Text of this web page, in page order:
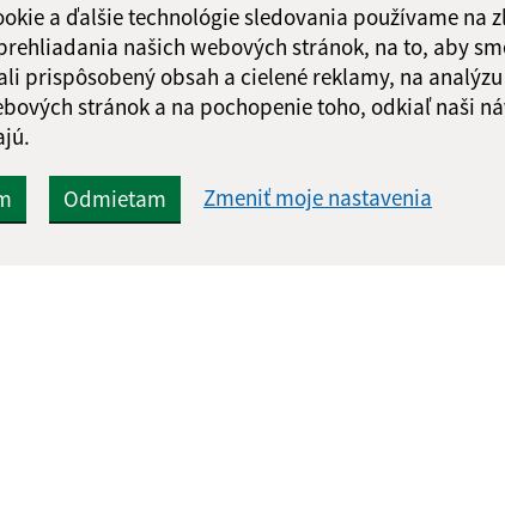
a ďalšie technológie sledovania používame na
našich webových stránok, na to, aby
prispôsobený obsah a cielené reklamy, na
stránok a na pochopenie toho, odkiaľ naši
Odmietam Zmeniť moje nastavenia
správu
Obedňajšia